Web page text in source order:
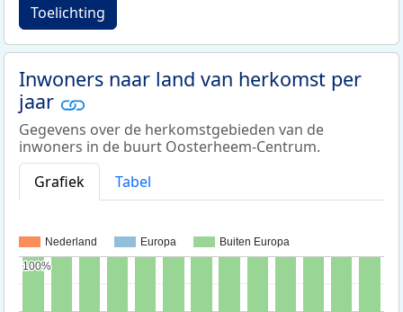
Toelichting
Inwoners naar land van herkomst per
jaar
Gegevens over de herkomstgebieden van de
inwoners in de buurt Oosterheem-Centrum.
Grafiek
Tabel
Nederland Europa Buiten Europa
100%
100%